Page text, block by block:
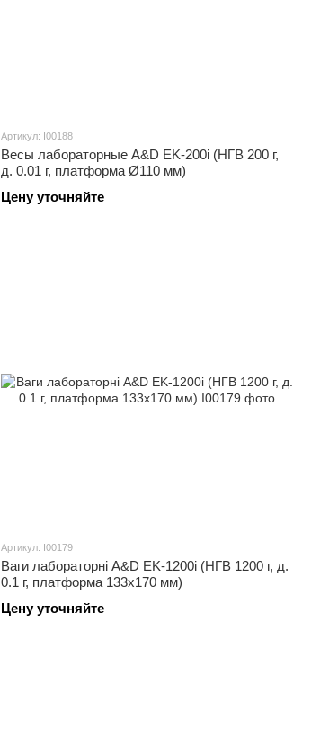
Артикул: I00188
Весы лабораторные A&D EK-200i (НГВ 200 г,
д. 0.01 г, платформа Ø110 мм)
Цену уточняйте
Артикул: I00179
Ваги лабораторні A&D EK-1200i (НГВ 1200 г, д.
0.1 г, платформа 133х170 мм)
Цену уточняйте